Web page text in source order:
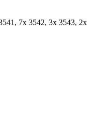
7x 3542, 3x 3543, 2x